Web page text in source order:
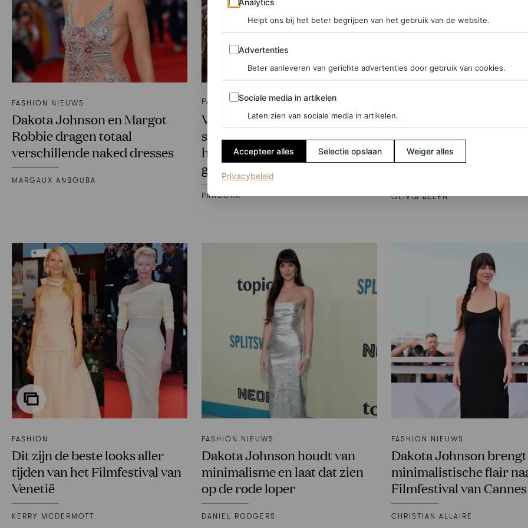
FASHION NIEUWS
Dakota Johnson en Margot
Robbie dragen totaal
verschillende naked dresses
MARGAUX ANBOUBA
PARTNERSHIP
Vloeiend en sculpturaal:
sieraden die jouw summer
holiday look die breezy vibe
geven
PANDORA
Vergeet de glamour van
Venetië, dit filmfestival
inspireert je voor je
look
OLIVIA ALLEN
FASHION
Dit zijn de beste looks aller
tijden van het Filmfestival van
Venetië
KERRY MCDERMOTT
FASHION NIEUWS
Dakota Johnson houdt van
minimalisme en laat dat zien
op de rode loper
DANIEL RODGERS
FASHION NIEUWS
Dakota Johnson brengt
minimalistische flair
Filmfestival van Cannes
CHRISTIAN ALLAIRE
Helpt ons bij het beter begrijpen van het gebruik van de website.
Advertenties
Advertenties
Beter aanleveren van gerichte advertenties door gebruik van cookies.
Sociale media in artikelen
Sociale media in artikelen
Laten zien van sociale media in artikelen.
Accepteer alles Selectie opslaan Weiger alles
Privacybeleid